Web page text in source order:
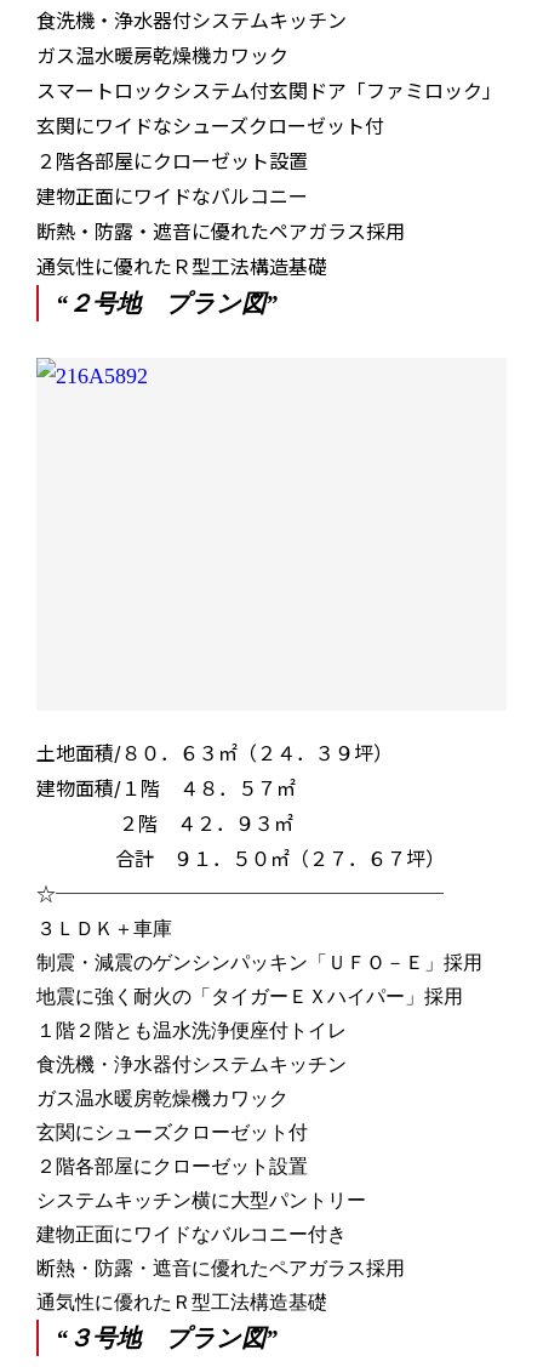
食洗機・浄水器付システムキッチン
ガス温水暖房乾燥機カワック
スマートロックシステム付玄関ドア「ファミロック」
玄関にワイドなシューズクローゼット付
２階各部屋にクローゼット設置
建物正面にワイドなバルコニー
断熱・防露・遮音に優れたペアガラス採用
通気性に優れたＲ型工法構造基礎
“２号地 プラン図”
土地面積/８０．６３㎡（２４．３９坪）
建物面積/ １階 ４８．５７㎡
２階 ４２．９３㎡
合計 ９１．５０㎡（２７．６７坪）
☆────────────────────
３ＬＤＫ＋車庫
制震・減震のゲンシンパッキン「ＵＦＯ－Ｅ」採用
地震に強く耐火の「タイガーＥＸハイパー」採用
１階２階とも温水洗浄便座付トイレ
食洗機・浄水器付システムキッチン
ガス温水暖房乾燥機カワック
玄関にシューズクローゼット付
２階各部屋にクローゼット設置
システムキッチン横に大型パントリー
建物正面にワイドなバルコニー付き
断熱・防露・遮音に優れたペアガラス採用
通気性に優れたＲ型工法構造基礎
“３号地 プラン図”